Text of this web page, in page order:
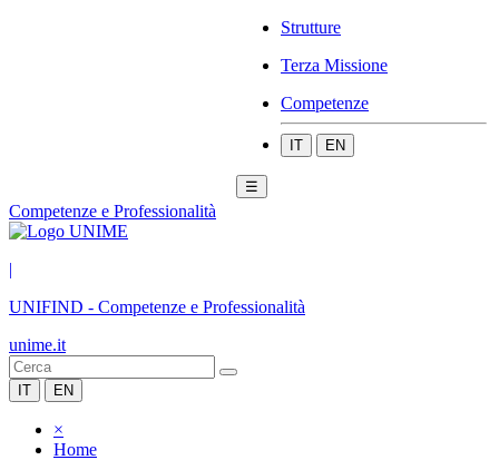
Strutture
Terza Missione
Competenze
IT EN
☰
Competenze e Professionalità
|
UNIFIND - Competenze e Professionalità
unime.it
IT EN
×
Home